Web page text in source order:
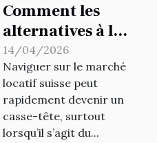
Comment les
alternatives à la
garantie de
loyer
traditionnelle
peuvent
bénéficier aux
14/04/2026
Naviguer sur le marché
locatif suisse peut
rapidement devenir un
casse-tête, surtout
lorsqu’il s’agit du...